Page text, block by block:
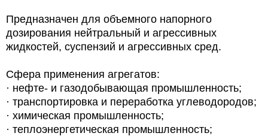
Предназначен для объемного напорного
дозирования нейтральный и агрессивных
жидкостей, суспензий и агрессивных сред.
Сфера применения агрегатов:
· нефте- и газодобывающая промышленность;
· транспортировка и переработка углеводородов;
· химическая промышленность;
· теплоэнергетическая промышленность;